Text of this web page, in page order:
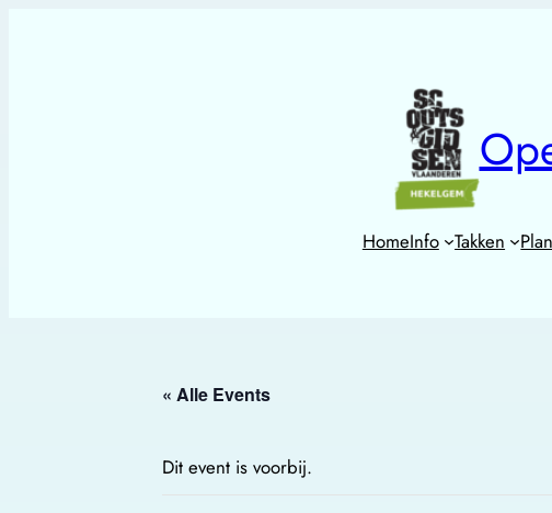
HomeInfo Takken
« Alle Events
Dit event is voorbij.